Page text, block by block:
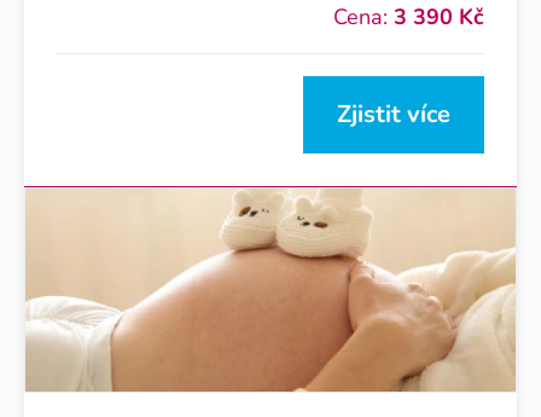
Cena: 3 390 Kč
Zjistit více